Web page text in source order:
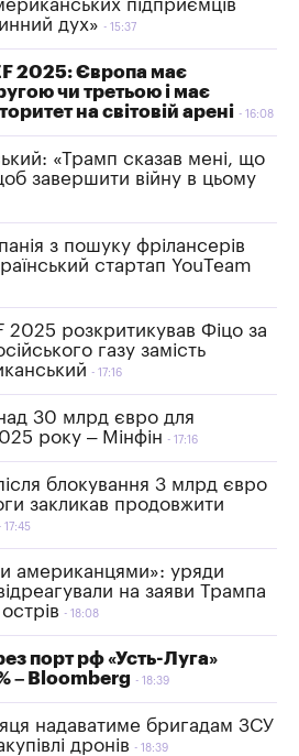
підприємців
дух»
15:37
2025: Європа має
чи третьою і має
на світовій арені
16:08
«Трамп сказав мені, що
завершити війну в цьому
з пошуку фрілансерів
стартап YouTeam
2025 розкритикував Фіцо за
газу замість
17:16
30 млрд євро для
року – Мінфін
17:16
блокування 3 млрд євро
закликав продовжити
17:45
американцями»: уряди
відреагували на заяви Трампа
18:08
порт рф «Усть-Луга»
– Bloomberg
18:39
надаватиме бригадам ЗСУ
дронів
18:39